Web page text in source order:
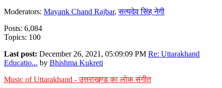
Moderators: Mayank Chand Rajbar,सत्यदेव सिंह नेगी
Posts: 6,084
Topics: 100
Last post: December 26, 2021, 05:09:09 PM Re: Uttarakhand
Educatio... by Bhishma Kukreti
Music of Uttarakhand - उत्तराखण्ड का लोक संगीत